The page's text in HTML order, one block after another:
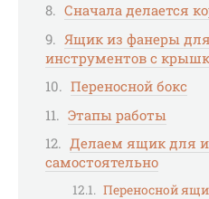
Сначала делается
Ящик из фанеры
инструментов с
Переносной бокс
Этапы работы
Делаем ящик для
самостоятельно
Переносной